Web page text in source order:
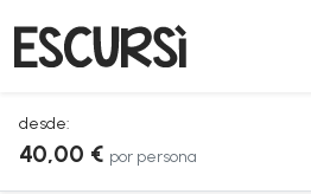
desde:
40,00 € por persona